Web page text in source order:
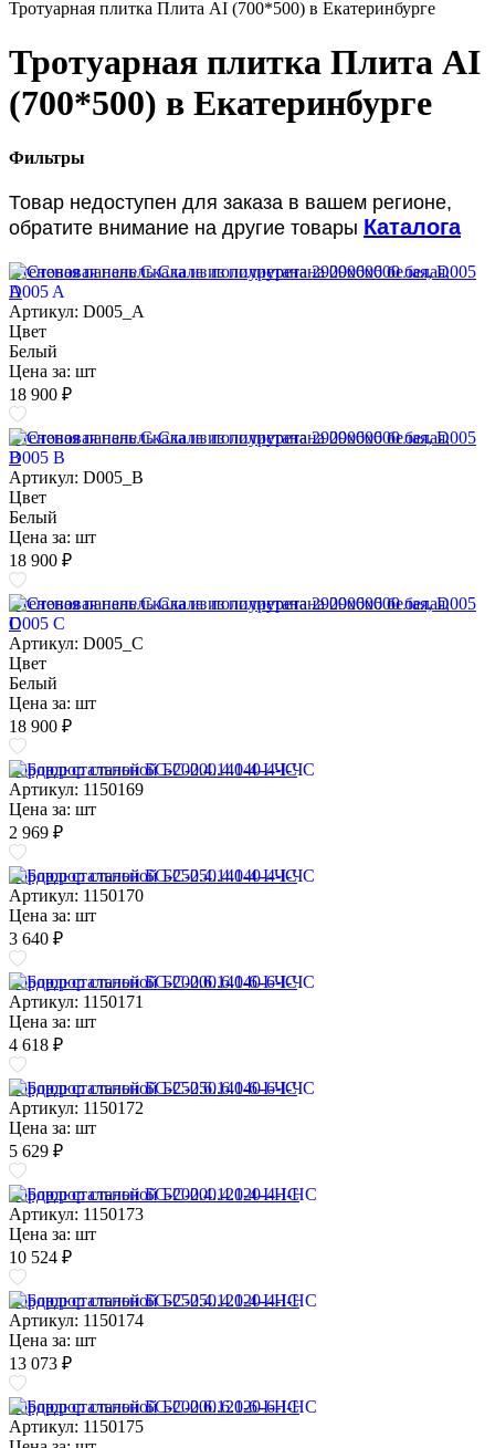
Тротуарная плитка Плита AI (700*500) в Екатеринбурге
Тротуарная плитка Плита AI
(700*500) в Екатеринбурге
Фильтры
Товар недоступен для заказа в вашем регионе,
обратите внимание на другие товары Каталога
Стеновая панель Скала из полиуретана 2900х600 белая, D005
A
Артикул: D005_A
Цвет
Белый
Цена за: шт
18 900 ₽
Стеновая панель Скала из полиуретана 2900х600 белая, D005
B
Артикул: D005_B
Цвет
Белый
Цена за: шт
18 900 ₽
Стеновая панель Скала из полиуретана 2900х600 белая, D005
C
Артикул: D005_C
Цвет
Белый
Цена за: шт
18 900 ₽
Бордюр стальной БС-200.4.140-4-I-ЧС
Артикул: 1150169
Цена за: шт
2 969 ₽
Бордюр стальной БС-250.4.140-4-I-ЧС
Артикул: 1150170
Цена за: шт
3 640 ₽
Бордюр стальной БС-200.6.140-6-I-ЧС
Артикул: 1150171
Цена за: шт
4 618 ₽
Бордюр стальной БС-250.6.140-6-I-ЧС
Артикул: 1150172
Цена за: шт
5 629 ₽
Бордюр стальной БС-200.4.120-4-I-НС
Артикул: 1150173
Цена за: шт
10 524 ₽
Бордюр стальной БС-250.4.120-4-I-НС
Артикул: 1150174
Цена за: шт
13 073 ₽
Бордюр стальной БС-200.6.120-6-I-НС
Артикул: 1150175